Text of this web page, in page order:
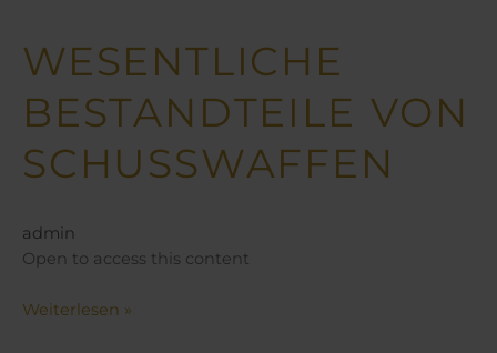
WESENTLICHE
BESTANDTEILE VON
SCHUSSWAFFEN
admin
Open to access this content
Wesentliche
Bestandteile
von
Schusswaffen
Weiterlesen »